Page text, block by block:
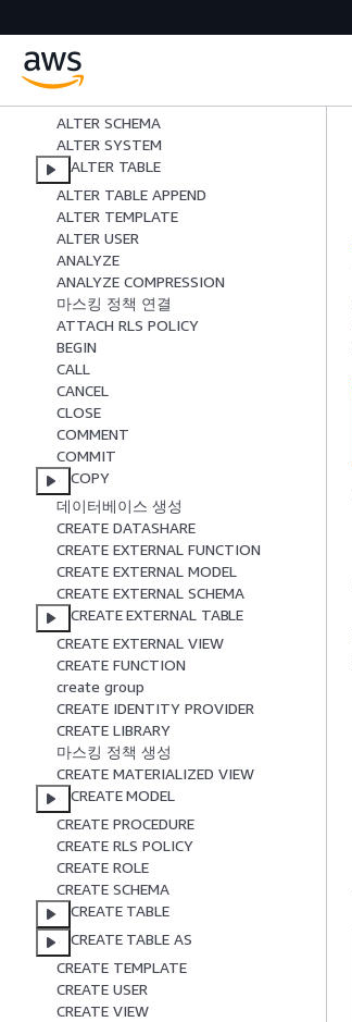
ALTER RLS POLICY
역할 변경
ALTER SCHEMA
ALTER SYSTEM
ALTER TABLE
ALTER TABLE APPEND
ALTER TEMPLATE
ALTER USER
ANALYZE
ANALYZE COMPRESSION
마스킹 정책 연결
ATTACH RLS POLICY
BEGIN
CALL
CANCEL
CLOSE
COMMENT
COMMIT
COPY
데이터베이스 생성
CREATE DATASHARE
CREATE EXTERNAL FUNCTION
CREATE EXTERNAL MODEL
CREATE EXTERNAL SCHEMA
CREATE EXTERNAL TABLE
CREATE EXTERNAL VIEW
CREATE FUNCTION
create group
CREATE IDENTITY PROVIDER
CREATE LIBRARY
마스킹 정책 생성
CREATE MATERIALIZED VIEW
CREATE MODEL
CREATE PROCEDURE
CREATE RLS POLICY
CREATE ROLE
CREATE SCHEMA
CREATE TABLE
CREATE TABLE AS
CREATE TEMPLATE
CREATE USER
CREATE VIEW